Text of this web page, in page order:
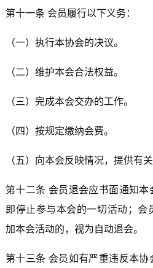
第十一条 会员履行以下义务：
（一）执行本协会的决议。
（二）维护本会合法权益。
（三）完成本会交办的工作。
（四）按规定缴纳会费。
（五）向本会反映情况，提供有
第十二条 会员退会应书面通知
即停止参与本会的一切活动；
加本会活动的，视为自动退会。
第十三条 会员如有严重违反本